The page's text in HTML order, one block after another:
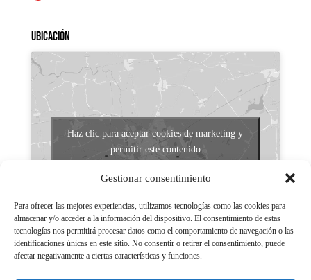
Gestionar consentimiento
Para ofrecer las mejores experiencias, utilizamos tecnologías como las cookies para
almacenar y/o acceder a la información del dispositivo. El consentimiento de estas
tecnologías nos permitirá procesar datos como el comportamiento de navegación o las
identificaciones únicas en este sitio. No consentir o retirar el consentimiento, puede
afectar negativamente a ciertas características y funciones.
Ubicación
Haz clic para aceptar cookies de marketing y
permitir este contenido
Aviso legal